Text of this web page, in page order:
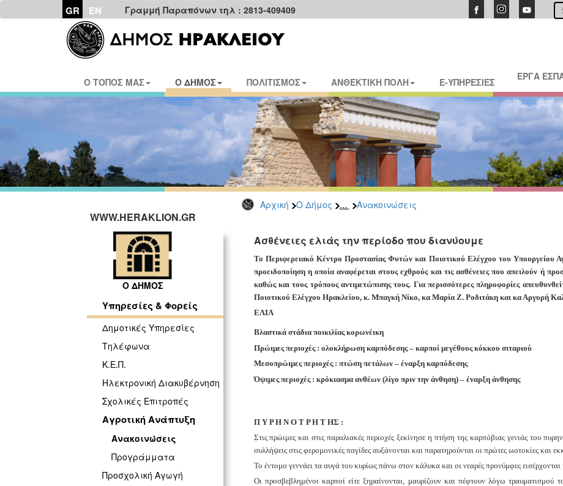
GR EN Γραμμή Παραπόνων τηλ : 2813-409409
Ο ΤΟΠΟΣ ΜΑΣ Ο ΔΗΜΟΣ ΠΟΛΙΤΙΣΜΟΣ ΑΝΘΕΚΤΙΚΗ ΠΟΛΗ E-ΥΠΗΡΕΣΙΕΣ ΕΡΓΑ
Αρχική Ο Δήμος ... Ανακοινώσεις
WWW.HERAKLION.GR
Ο ΔΗΜΟΣ
Υπηρεσίες & Φορείς
Δημοτικές Υπηρεσίες
Τηλέφωνα
Κ.Ε.Π.
Ηλεκτρονική Διακυβέρνηση
Σχολικές Επιτροπές
Αγροτική Ανάπτυξη
Ανακοινώσεις
Προγράμματα
Προσχολική Αγωγή
Ασθένειες ελιάς την περίοδο που διανύουμε
Το Περιφερειακό Κέντρο Προστασίας Φυτών και Ποιοτικού Ελέγχου του Υπουργείου
προειδοποίηση η οποία αναφέρεται στους εχθρούς και τις ασθένειες που απειλούν ή
καθώς και τους τρόπους αντιμετώπισης τους. Για περισσότερες πληροφορίες
Ποιοτικού Ελέγχου Ηρακλείου, κ. Μπαγκή Νίκο, κα Μαρία Ζ. Ροδιτάκη και κα Αργυρή
ΕΛΙΑ
Βλαστικά στάδια ποικιλίας κορωνέικη
Πρώιμες περιοχές : ολοκλήρωση καρπόδεσης – καρποί μεγέθους κόκκου σιταριού
Mεσοπρώιμες περιοχές : πτώση πετάλων – έναρξη καρπόδεσης
Όψιμες περιοχές : κρόκιασμα ανθέων (λίγο πριν την άνθηση) – έναρξη άνθησης
Π Υ Ρ Η Ν Ο Τ Ρ Η Τ ΗΣ :
Στις πρώιμες και στις παραλιακές περιοχές ξεκίνησε η πτήση της καρπόβιας γενιάς του
συλλήψεις στις φερομονικές παγίδες αυξάνονται και παρατηρούνται οι πρώτες ωοτοκίες και
Το έντομο γεννάει τα αυγά του κυρίως πάνω στον κάλυκα και οι νεαρές προνύμφες
Οι προσβεβλημένοι καρποί είτε ξηραίνονται, μαυρίζουν και πέφτουν λόγω τραυματισμού